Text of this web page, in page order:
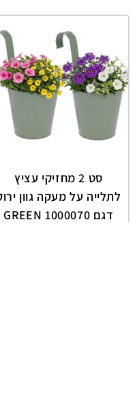
סט 2 מחזיקי עציץ
לתלייה על מעקה גוון
דגם 1000070 GREEN